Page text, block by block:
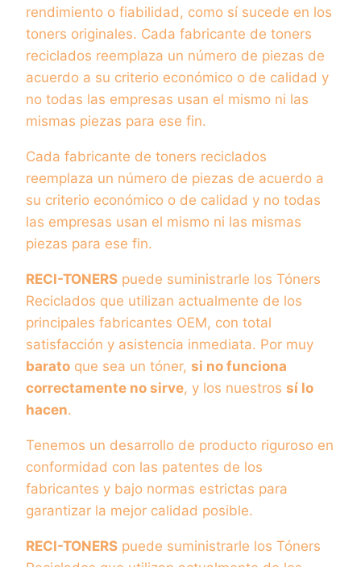
rendimiento o fiabilidad, como sí sucede en los
toners originales. Cada fabricante de toners
reciclados reemplaza un número de piezas de
acuerdo a su criterio económico o de calidad y
no todas las empresas usan el mismo ni las
mismas piezas para ese fin.
Cada fabricante de toners reciclados
reemplaza un número de piezas de acuerdo a
su criterio económico o de calidad y no todas
las empresas usan el mismo ni las mismas
piezas para ese fin.
RECI-TONERS puede suministrarle los Tóners
Reciclados que utilizan actualmente de los
principales fabricantes OEM, con total
satisfacción y asistencia inmediata. Por muy
barato que sea un tóner, si no funciona
correctamente no sirve, y los nuestros sí lo
hacen.
Tenemos un desarrollo de producto riguroso en
conformidad con las patentes de los
fabricantes y bajo normas estrictas para
garantizar la mejor calidad posible.
RECI-TONERS puede suministrarle los Tóners